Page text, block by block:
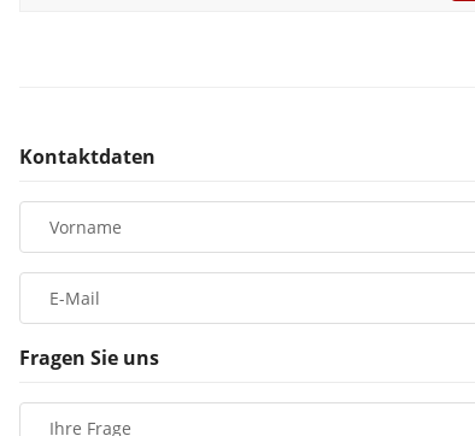
Kontaktdaten
Vorname
E-Mail
Fragen Sie uns
Ihre Frage